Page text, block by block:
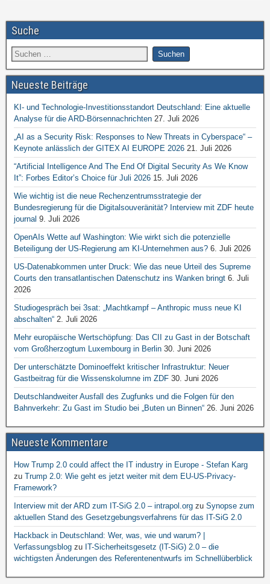
Suche
Neueste Beiträge
KI- und Technologie-Investitionsstandort Deutschland: Eine aktuelle
Analyse für die ARD-Börsennachrichten 27. Juli 2026
„AI as a Security Risk: Responses to New Threats in Cyberspace“ –
Keynote anlässlich der GITEX AI EUROPE 2026 21. Juli 2026
“Artificial Intelligence And The End Of Digital Security As We Know
It”: Forbes Editor’s Choice für Juli 2026 15. Juli 2026
Wie wichtig ist die neue Rechenzentrumsstrategie der
Bundesregierung für die Digitalsouveränität? Interview mit ZDF heute
journal 9. Juli 2026
OpenAIs Wette auf Washington: Wie wirkt sich die potenzielle
Beteiligung der US-Regierung am KI-Unternehmen aus? 6. Juli 2026
US-Datenabkommen unter Druck: Wie das neue Urteil des Supreme
Courts den transatlantischen Datenschutz ins Wanken bringt 6. Juli
2026
Studiogespräch bei 3sat: „Machtkampf – Anthropic muss neue KI
abschalten“ 2. Juli 2026
Mehr europäische Wertschöpfung: Das CII zu Gast in der Botschaft
vom Großherzogtum Luxembourg in Berlin 30. Juni 2026
Der unterschätzte Dominoeffekt kritischer Infrastruktur: Neuer
Gastbeitrag für die Wissenskolumne im ZDF 30. Juni 2026
Deutschlandweiter Ausfall des Zugfunks und die Folgen für den
Bahnverkehr: Zu Gast im Studio bei „Buten un Binnen“ 26. Juni 2026
Neueste Kommentare
How Trump 2.0 could affect the IT industry in Europe - Stefan Karg
zu Trump 2.0: Wie geht es jetzt weiter mit dem EU-US-Privacy-
Framework?
Interview mit der ARD zum IT-SiG 2.0 – intrapol.org zu Synopse zum
aktuellen Stand des Gesetzgebungsverfahrens für das IT-SiG 2.0
Hackback in Deutschland: Wer, was, wie und warum? |
Verfassungsblog zu IT-Sicherheitsgesetz (IT-SiG) 2.0 – die
wichtigsten Änderungen des Referentenentwurfs im Schnellüberblick